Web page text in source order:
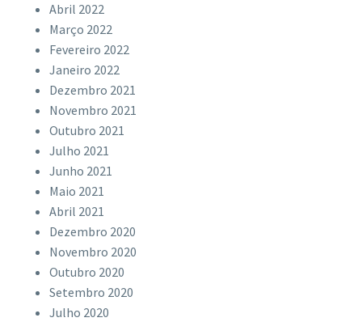
Abril 2022
Março 2022
Fevereiro 2022
Janeiro 2022
Dezembro 2021
Novembro 2021
Outubro 2021
Julho 2021
Junho 2021
Maio 2021
Abril 2021
Dezembro 2020
Novembro 2020
Outubro 2020
Setembro 2020
Julho 2020